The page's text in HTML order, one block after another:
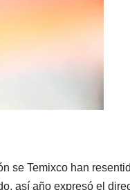
se Temixco han
así año expresó el